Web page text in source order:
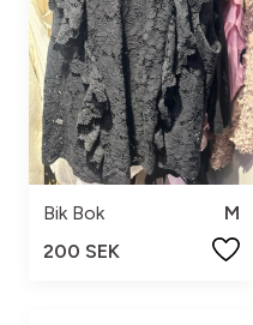
Bik Bok
M
200 SEK